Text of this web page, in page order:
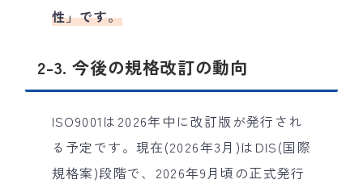
性」です。
2-3. 今後の規格改訂の動向
ISO9001は2026年中に改訂版が発行され
る予定です。現在(2026年3月)はDIS(国際
規格案)段階で、2026年9月頃の正式発行